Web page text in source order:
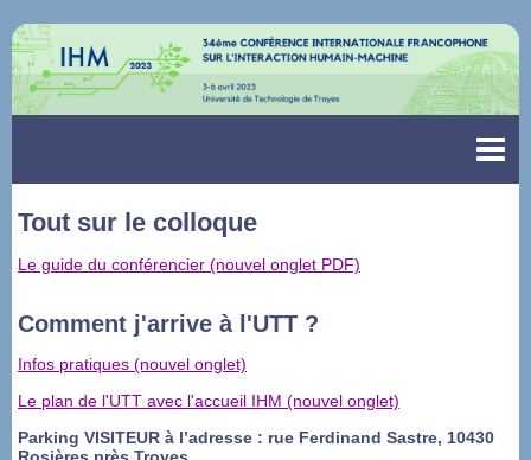
Tout sur le colloque
Le guide du conférencier (nouvel onglet PDF)
Comment j'arrive à l'UTT ?
Infos pratiques (nouvel onglet)
Le plan de l'UTT avec l'accueil IHM (nouvel onglet)
Parking VISITEUR à l’adresse : rue Ferdinand Sastre, 10430
Rosières près Troyes